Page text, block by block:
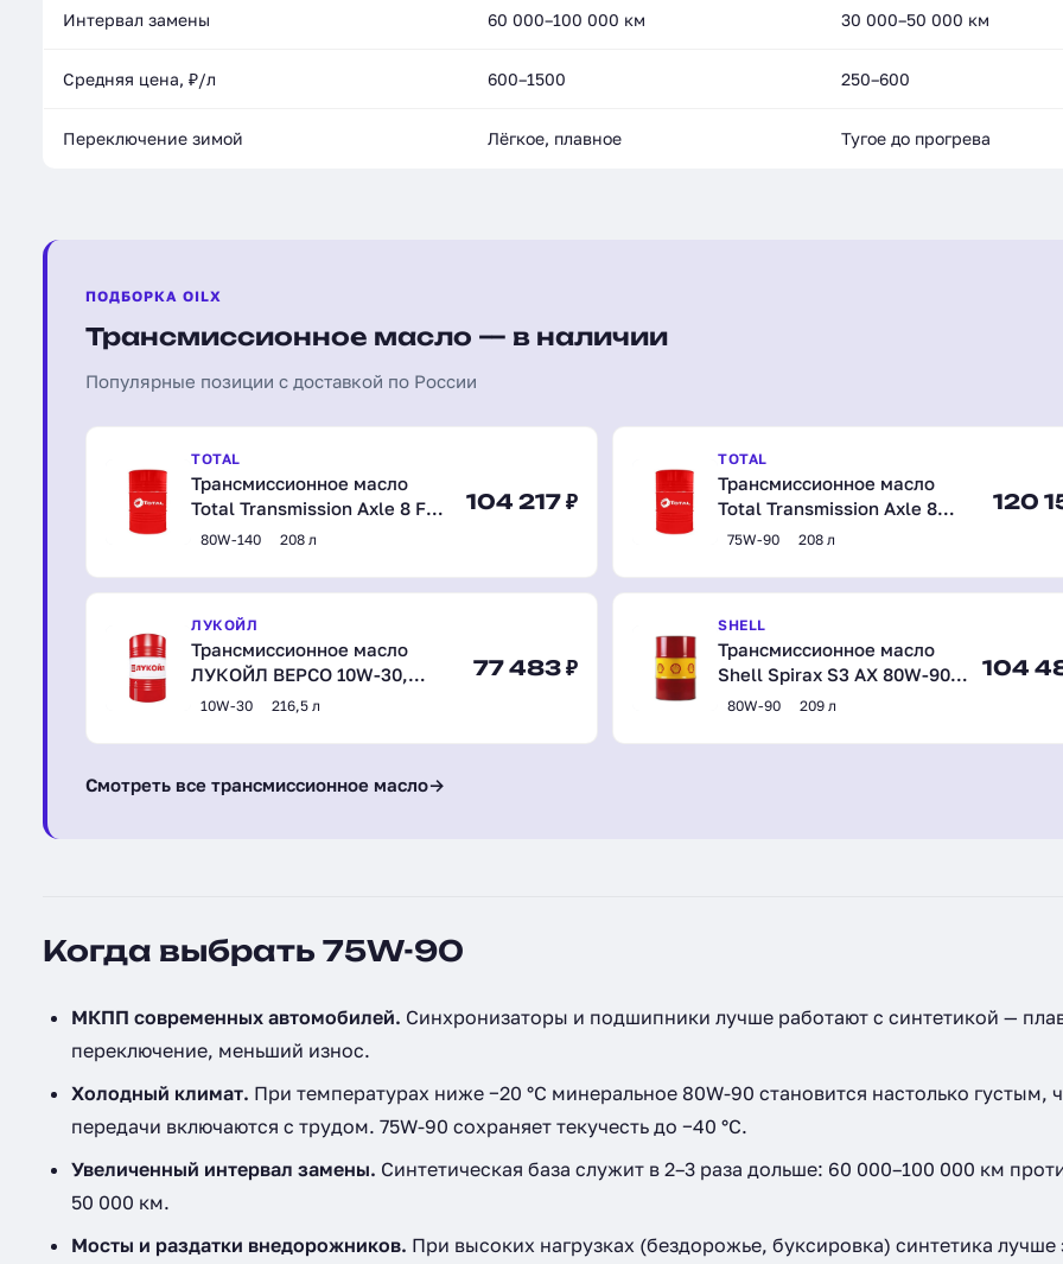
Интервал замены 60 000–100 000 км 30 000–50 000 км
Средняя цена, ₽/л 600–1500 250–600
Переключение зимой Лёгкое, плавное Тугое до прогрева
ПОДБОРКА OILX
Трансмиссионное масло — в наличии
Популярные позиции с доставкой по России
TOTAL
Трансмиссионное масло
Total Transmission Axle 8 FE
80W-140,
(201274)
80W-140 208 л
104 217 ₽
TOTAL
Трансмиссионное масло
Total Transmission Axle 8
75W-90, синтетическое, 208
75W-90 208 л
120
ЛУКОЙЛ
Трансмиссионное масло
ЛУКОЙЛ ВЕРСО 10W-30,
полусинтетическое, 216,5 л
10W-30 216,5 л
77 483 ₽
SHELL
Трансмиссионное масло
Shell Spirax S3 AX 80W-90,
синтетическое, 209 л
80W-90 209 л
104
Смотреть все трансмиссионное масло→
Когда выбрать 75W-90
МКПП современных автомобилей. Синхронизаторы и подшипники лучше работают с синтетикой —
переключение, меньший износ.
Холодный климат. При температурах ниже −20 °C минеральное 80W-90 становится настолько густым,
передачи включаются с трудом. 75W-90 сохраняет текучесть до −40 °C.
Увеличенный интервал замены. Синтетическая база служит в 2–3 раза дольше: 60 000–100 000 км
50 000 км.
Мосты и раздатки внедорожников. При высоких нагрузках (бездорожье, буксировка) синтетика